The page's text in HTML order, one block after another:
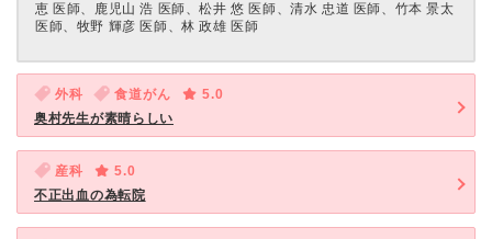
恵 医師、鹿児山 浩 医師、松井 悠 医師、清水 忠道 医師、竹本 景太
医師、牧野 輝彦 医師、林 政雄 医師
外科 食道がん
5.0
奥村先生が素晴らしい
産科
5.0
不正出血の為転院